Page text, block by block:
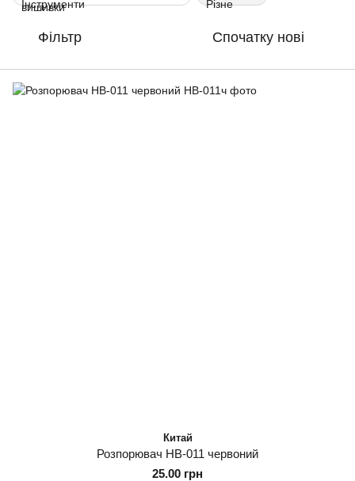
Фільтр Спочатку нові
Китай
Розпорювач НВ-011 червоний
25.00 грн